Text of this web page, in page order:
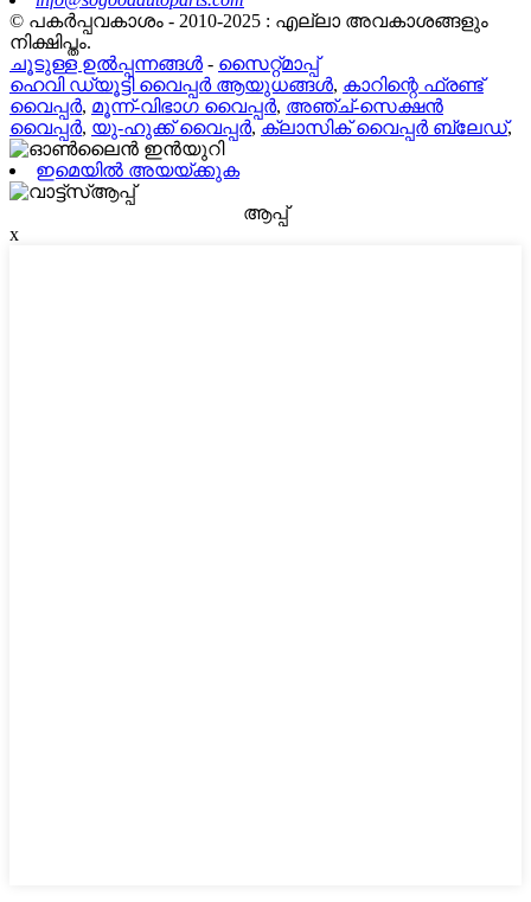
© പകർപ്പവകാശം - 2010-2025 : എല്ലാ അവകാശങ്ങളും
നിക്ഷിപ്തം.
ചൂടുള്ള ഉൽപ്പന്നങ്ങൾ - സൈറ്റ്മാപ്പ്
ഹെവി ഡ്യൂട്ടി വൈപ്പർ ആയുധങ്ങൾ, കാറിന്റെ ഫ്രണ്ട്
വൈപ്പർ, മൂന്ന്-വിഭാഗ വൈപ്പർ, അഞ്ച്-സെക്ഷൻ
വൈപ്പർ, യു-ഹുക്ക് വൈപ്പർ, ക്ലാസിക് വൈപ്പർ ബ്ലേഡ്,
ഇമെയിൽ അയയ്ക്കുക
ആപ്പ്
x